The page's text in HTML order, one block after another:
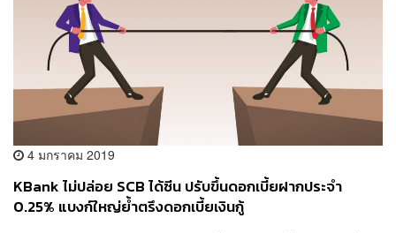
4 มกราคม 2019
KBank ไม่ปล่อย SCB ได้ซีน ปรับขึ้นดอกเบี้ยฝากประจำ
0.25% แบงก์ใหญ่ย้ำตรึงดอกเบี้ยเงินกู้